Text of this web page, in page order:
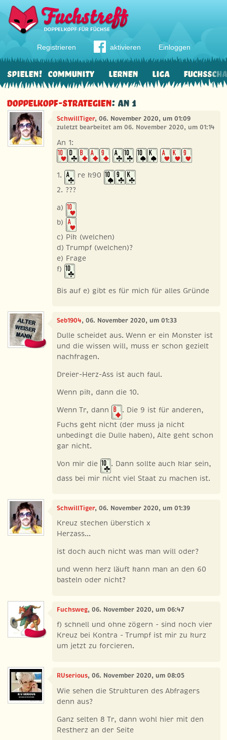
Registrieren aktivieren Einloggen
Community Lernen Liga
Spielen!
Doppelkopf-Strategien: An 1
SchwillTiger, 06. November 2020, um 01:09
zuletzt bearbeitet am 06. November 2020, um 01:14
An 1:
1.
re k90
2. ???
a)
b)
c) Pik (welchen)
d) Trumpf (welchen)?
e) Frage
f)
Bis auf e) gibt es für mich für alles Gründe
Seb1904, 06. November 2020, um 01:33
Dulle scheidet aus. Wenn er ein Monster ist
und die wissen will, muss er schon gezielt
nachfragen.
Dreier-Herz-Ass ist auch faul.
Wenn pik, dann die 10.
Wenn Tr, dann
. Die 9 ist für anderen,
Fuchs geht nicht (der muss ja nicht
unbedingt die Dulle haben), Alte geht schon
gar nicht.
Von mir die
. Dann sollte auch klar sein,
dass bei mir nicht viel Staat zu machen ist.
SchwillTiger, 06. November 2020, um 01:39
Kreuz stechen überstich x
Herzass...
ist doch auch nicht was man will oder?
und wenn herz läuft kann man an den 60
basteln oder nicht?
Fuchsweg, 06. November 2020, um 06:47
f) schnell und ohne zögern - sind noch vier
Kreuz bei Kontra - Trumpf ist mir zu kurz
um jetzt zu forcieren.
RUserious, 06. November 2020, um 08:05
Wie sehen die Strukturen des Abfragers
denn aus?
Ganz selten 8 Tr, dann wohl hier mit den
Restherz an der Seite